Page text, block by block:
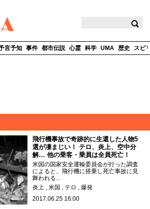
言予知 事件 都市伝説 心霊 科学 UMA 歴史 スピ
飛行機事故で奇跡的に生還した人物5
選が凄まじい！ テロ、炎上、空中分
解… 他の乗客・乗員は全員死亡！
米国の国家安全運輸委員会が行った調査
によると、飛行機に搭乗し死亡事故に見
舞われる...
炎上
米国 テロ
爆発
2017.06.25 16:00